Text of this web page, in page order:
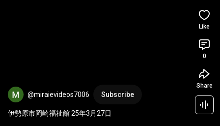
@miraievideos7006 Subscribe
伊勢原市岡崎福祉館 25年3月27日
Like
0
Share